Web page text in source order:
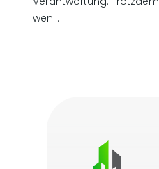
wen...